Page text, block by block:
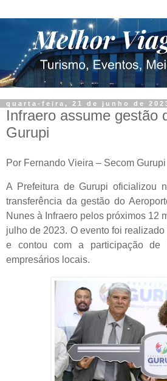
quarta-feira, 21 de junho de
Infraero assume gestão
Gurupi
Por Fernando Vieira – Secom Gurupi
A Prefeitura de Gurupi oficializou
transferência da gestão do
Nunes à Infraero pelos próximos 12
julho de 2023. O evento foi
e contou com a participação de
empresários locais.